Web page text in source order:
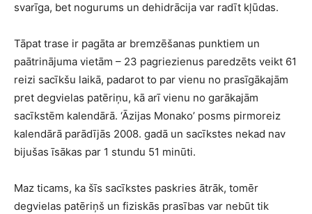
svarīga, bet nogurums un dehidrācija var radīt kļūdas.
Tāpat trase ir pagāta ar bremzēšanas punktiem un
paātrinājuma vietām – 23 pagriezienus paredzēts veikt 61
reizi sacīkšu laikā, padarot to par vienu no prasīgākajām
pret degvielas patēriņu, kā arī vienu no garākajām
sacīkstēm kalendārā. ‘Āzijas Monako’ posms pirmoreiz
kalendārā parādījās 2008. gadā un sacīkstes nekad nav
bijušas īsākas par 1 stundu 51 minūti.
Maz ticams, ka šīs sacīkstes paskries ātrāk, tomēr
degvielas patēriņš un fiziskās prasības var nebūt tik